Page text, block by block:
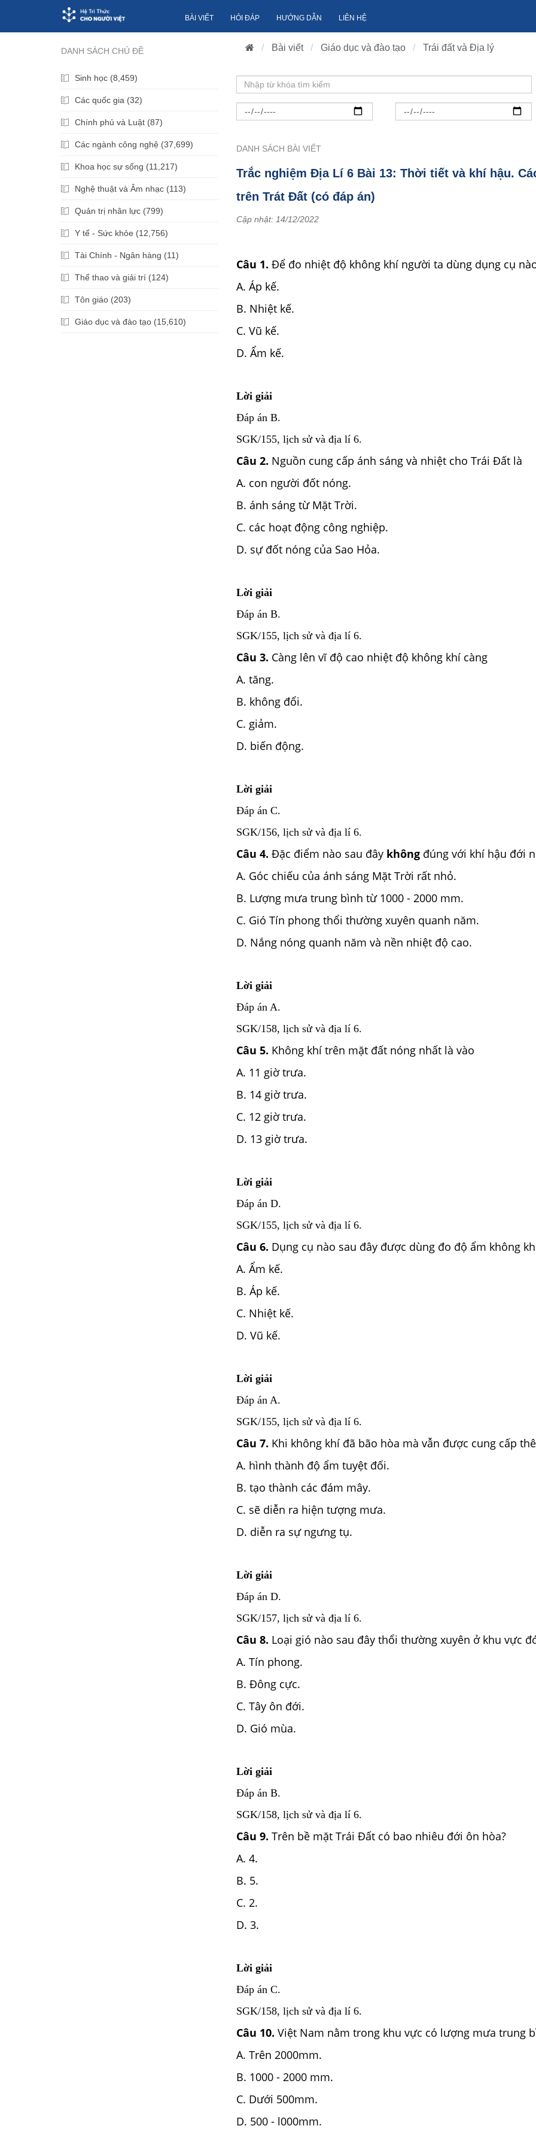
BÀI VIẾT HỎI ĐÁP HƯỚNG DẪN LIÊN HỆ
DANH SÁCH CHỦ ĐỀ
Sinh học (8,459)
Các quốc gia (32)
Chính phủ và Luật (87)
Các ngành công nghệ (37,699)
Khoa học sự sống (11,217)
Nghệ thuật và Âm nhạc (113)
Quản trị nhân lực (799)
Y tế - Sức khỏe (12,756)
Tài Chính - Ngân hàng (11)
Thể thao và giải trí (124)
Tôn giáo (203)
Giáo dục và đào tạo (15,610)
Bài viết Giáo dục và đào tạo Trái đất và Địa lý
DANH SÁCH BÀI VIẾT
Trắc nghiệm Địa Lí 6 Bài 13: Thời tiết và khí hậu.
trên Trát Đất (có đáp án)
Cập nhật: 14/12/2022
Câu 1. Để đo nhiệt độ không khí người ta dùng dụng cụ
A. Áp kế.
B. Nhiệt kế.
C. Vũ kế.
D. Ẩm kế.
Lời giải
Đáp án B.
SGK/155, lịch sử và địa lí 6.
Câu 2. Nguồn cung cấp ánh sáng và nhiệt cho Trái Đất là
A. con người đốt nóng.
B. ánh sáng từ Mặt Trời.
C. các hoạt động công nghiệp.
D. sự đốt nóng của Sao Hỏa.
Lời giải
Đáp án B.
SGK/155, lịch sử và địa lí 6.
Câu 3. Càng lên vĩ độ cao nhiệt độ không khí càng
A. tăng.
B. không đổi.
C. giảm.
D. biến động.
Lời giải
Đáp án C.
SGK/156, lịch sử và địa lí 6.
Câu 4. Đặc điểm nào sau đây khôngđúng với khí hậu đới
A. Góc chiếu của ánh sáng Mặt Trời rất nhỏ.
B. Lượng mưa trung bình từ 1000 - 2000 mm.
C. Gió Tín phong thổi thường xuyên quanh năm.
D. Nắng nóng quanh năm và nền nhiệt độ cao.
Lời giải
Đáp án A.
SGK/158, lịch sử và địa lí 6.
Câu 5. Không khí trên mặt đất nóng nhất là vào
A. 11 giờ trưa.
B. 14 giờ trưa.
C. 12 giờ trưa.
D. 13 giờ trưa.
Lời giải
Đáp án D.
SGK/155, lịch sử và địa lí 6.
Câu 6. Dụng cụ nào sau đây được dùng đo độ ẩm không
A. Ẩm kế.
B. Áp kế.
C. Nhiệt kế.
D. Vũ kế.
Lời giải
Đáp án A.
SGK/155, lịch sử và địa lí 6.
Câu 7. Khi không khí đã bão hòa mà vẫn được cung cấp
A. hình thành độ ẩm tuyệt đối.
B. tạo thành các đám mây.
C. sẽ diễn ra hiện tượng mưa.
D. diễn ra sự ngưng tụ.
Lời giải
Đáp án D.
SGK/157, lịch sử và địa lí 6.
Câu 8. Loại gió nào sau đây thổi thường xuyên ở khu vực
A. Tín phong.
B. Đông cực.
C. Tây ôn đới.
D. Gió mùa.
Lời giải
Đáp án B.
SGK/158, lịch sử và địa lí 6.
Câu 9. Trên bề mặt Trái Đất có bao nhiêu đới ôn hòa?
A. 4.
B. 5.
C. 2.
D. 3.
Lời giải
Đáp án C.
SGK/158, lịch sử và địa lí 6.
Câu 10. Việt Nam nằm trong khu vực có lượng mưa trung
A. Trên 2000mm.
B. 1000 - 2000 mm.
C. Dưới 500mm.
D. 500 - l000mm.